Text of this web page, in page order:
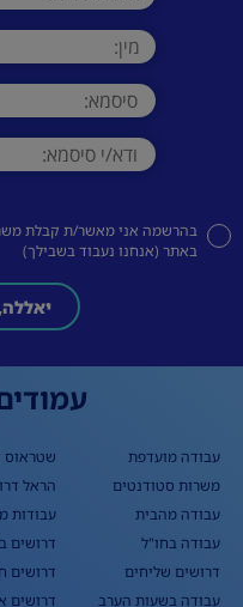
בהרשמה אני מאשר/ת קבלת
באתר (אנחנו נעבוד בשבילך)
עבודה מועדפת
משרות סטודנטים
עבודה מהבית
עבודה בחו"ל
דרושים שליחים
עבודה בשעות הערב
שטראוס
הראל
עבודות
דרושים
דרושים
דרושים